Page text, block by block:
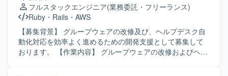
支給される環境で開発を行います。 JavaScript、React、
TypeScript、Node.js、Expressを中心に、一部AWSを利用
したサーバレスアーキテクチャなどを用いて開発を進めて
まいります。
つつ、プロダクト開発に参画していただきます。 フルサイ
クル型のプロダクト開発現場として、数人月単位のプロジ
ェクトにおける要件定義〜設計〜実装〜テストまでの各工
程を、計画策定から一貫してご担当いただきます。 また、
アーキテクチャ選定やパフォーマンス改善などの技術的な
フルスタックエンジニア(業務委託・フリーランス)
Ruby ・ Rails ・ AWS
【募集背景】 グループウェアの改修及び、ヘルプデスク自
動化対応を効率よく進めるための開発支援として募集して
おります。 【作業内容】 グループウェアの改修およびヘル